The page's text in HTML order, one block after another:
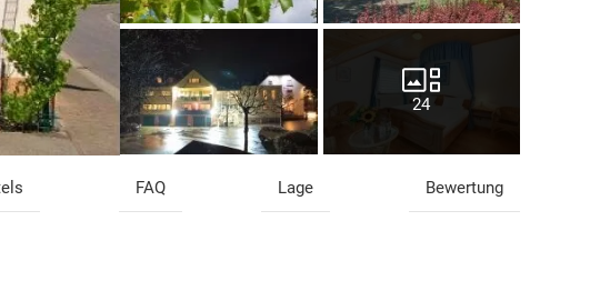
24
FAQ Lage Bewertung